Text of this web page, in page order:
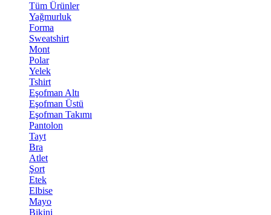
Tüm Ürünler
Yağmurluk
Forma
Sweatshirt
Mont
Polar
Yelek
Tshirt
Eşofman Altı
Eşofman Üstü
Eşofman Takımı
Pantolon
Tayt
Bra
Atlet
Şort
Etek
Elbise
Mayo
Bikini